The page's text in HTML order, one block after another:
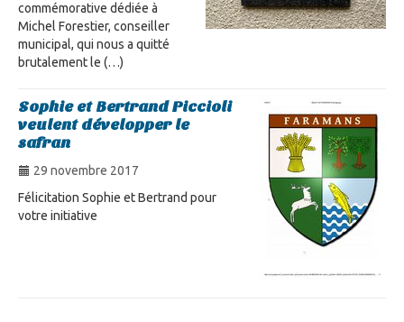
commémorative dédiée à
Michel Forestier, conseiller
municipal, qui nous a quitté
brutalement le (…)
Sophie et Bertrand Piccioli
veulent développer le
safran
29 novembre 2017
Félicitation Sophie et Bertrand pour
votre initiative